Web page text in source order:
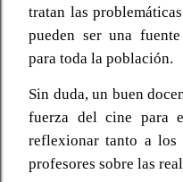
tratan las
pueden ser una
para toda la población.
Sin duda, un buen
fuerza del cine para
reflexionar tanto a los
profesores sobre las